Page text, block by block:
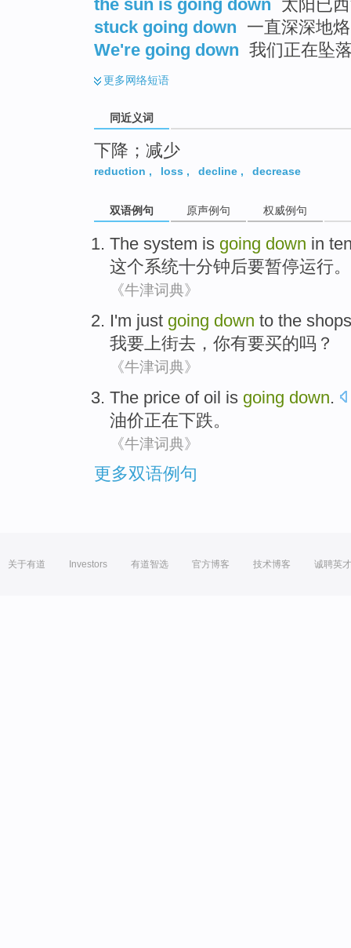
the sun is going down 太阳已
stuck going down 一直深深地
We're going down 我们正在坠
更多网络短语
同近义词
下降；减少
reduction , loss , decline , decrease
双语例句 原声例句 权威例句
The system is going down in
这个系统十分钟后要暂停运行。
《牛津词典》
I'm just going down to the
我要上街去 ， 你有要买的吗？
《牛津词典》
The price of oil is going down.
油价正在下跌。
《牛津词典》
更多双语例句
关于有道 Investors 有道智选 官方博客 技术博客 诚聘英才